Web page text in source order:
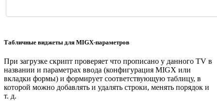
Табличные виджеты для MIGX-параметров
При загрузке скрипт проверяет что прописано у данного TV в
названии и параметрах ввода (конфигурация MIGX или
вкладки формы) и формирует соответствующую таблицу, в
которой можно добавлять и удалять строки, менять порядок и
т. д.